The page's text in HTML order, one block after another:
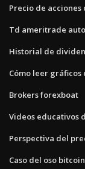
Precio de
Td ameritrade
Historial de
Cómo leer gráficos
Brokers forexboat
Videos educativos
Perspectiva del
Caso del oso bitcoin